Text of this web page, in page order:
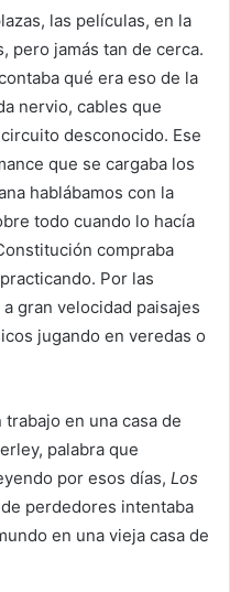
las películas, en la
pero jamás tan de cerca.
qué era eso de la
nervio, cables que
desconocido. Ese
que se cargaba los
hablábamos con la
todo cuando lo hacía
compraba
Por las
gran velocidad paisajes
jugando en veredas o
en una casa de
palabra que
por esos días, Los
perdedores intentaba
en una vieja casa de